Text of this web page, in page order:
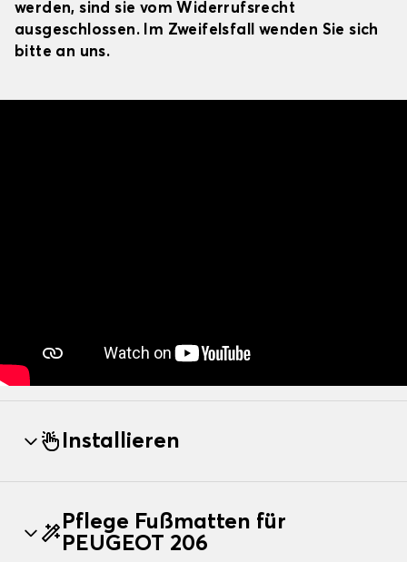
werden, sind sie vom Widerrufsrecht
ausgeschlossen. Im Zweifelsfall wenden Sie sich
bitte an uns.
Installieren
Pflege Fußmatten für
PEUGEOT 206